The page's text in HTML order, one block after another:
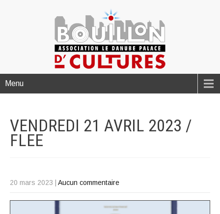
Menu
VENDREDI 21 AVRIL 2023 /
FLEE
20 mars 2023 Aucun commentaire